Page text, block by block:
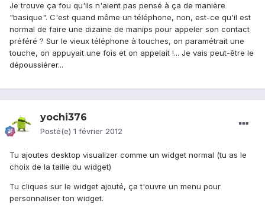
Je trouve ça fou qu'ils n'aient pas pensé à ça de manière
"basique". C'est quand même un téléphone, non, est-ce qu'il est
normal de faire une dizaine de manips pour appeler son contact
préféré ? Sur le vieux téléphone à touches, on paramétrait une
touche, on appuyait une fois et on appelait !... Je vais peut-être le
dépoussiérer...
yochi376
Posté(e) 1 février 2012
Tu ajoutes desktop visualizer comme un widget normal (tu as le
choix de la taille du widget)
Tu cliques sur le widget ajouté, ça t'ouvre un menu pour
personnaliser ton widget.